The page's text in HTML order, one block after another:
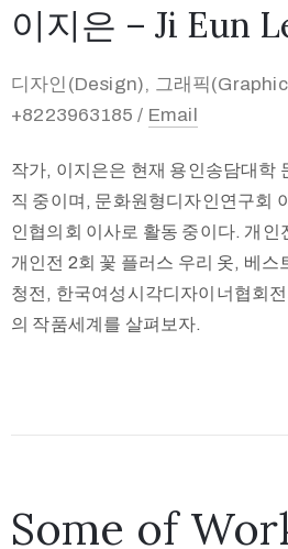
이지은 – Ji Eun
디자인(Design), 그래픽
+8223963185 / Email
작가, 이지은은 현재 용인송담대학
직 중이며, 문화원형디자인연구회
인협의회 이사로 활동 중이다. 개
개인전 2회 꽃 플러스 우리 옷, 베
청전, 한국여성시각디자이너협회
의 작품세계를 살펴보자.
Some of